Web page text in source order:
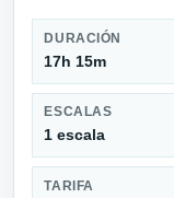
DURACIÓN
17h 15m
ESCALAS
1 escala
TARIFA